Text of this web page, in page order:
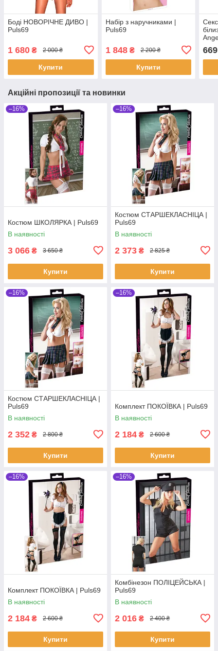
Боді НОВОРІЧНЕ ДИВО |
Puls69
1 680 ₴ 2 000 ₴
Купити
Набір з наручниками |
Puls69
1 848₴ 2 200 ₴
Купити
669
Акційні пропозиції та новинки
–16%
Костюм ШКОЛЯРКА | Puls69
В наявності
3 066 ₴ 3 650 ₴
Купити
–16%
Костюм СТАРШЕКЛАСНІЦА |
Puls69
В наявності
2 373 ₴ 2 825 ₴
Купити
–16%
Костюм СТАРШЕКЛАСНІЦА |
Puls69
В наявності
2 352 ₴ 2 800 ₴
Купити
–16%
Комплект ПОКОЇВКА | Puls69
В наявності
2 184 ₴ 2 600 ₴
Купити
–16%
Комплект ПОКОЇВКА | Puls69
В наявності
2 184 ₴ 2 600 ₴
Купити
–16%
Комбінезон ПОЛІЦЕЙСЬКА |
Puls69
В наявності
2 016 ₴ 2 400 ₴
Купити